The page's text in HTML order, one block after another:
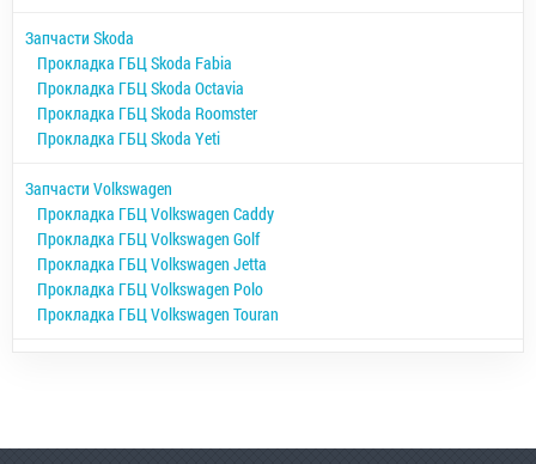
Запчасти Skoda
Прокладка ГБЦ Skoda Fabia
Прокладка ГБЦ Skoda Octavia
Прокладка ГБЦ Skoda Roomster
Прокладка ГБЦ Skoda Yeti
Запчасти Volkswagen
Прокладка ГБЦ Volkswagen Caddy
Прокладка ГБЦ Volkswagen Golf
Прокладка ГБЦ Volkswagen Jetta
Прокладка ГБЦ Volkswagen Polo
Прокладка ГБЦ Volkswagen Touran